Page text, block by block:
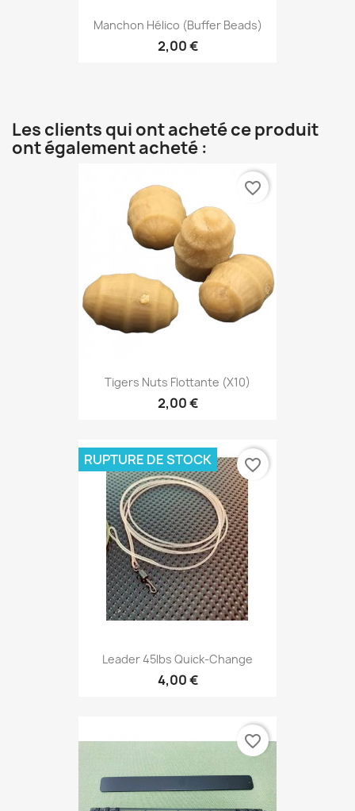
Manchon Hélico (Buffer Beads)
2,00 €
Les clients qui ont acheté ce produit
ont également acheté :
Tigers Nuts Flottante (X10)
2,00 €
favorite_border
Leader 45lbs Quick-Change
4,00 €
RUPTURE DE STOCK favorite_border
favorite_border